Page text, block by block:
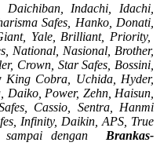
Indachi, Idachi,
Safes, Hanko, Donati,
Yale, Brilliant, Priority,
National, Nasional, Brother,
Crown, Star Safes, Bossini,
King Cobra, Uchida, Hyder,
Daiko, Power, Zehn, Haisun,
Cassio, Sentra, Hanmi
Infinity, Daikin, APS, True
sampai dengan Brankas-